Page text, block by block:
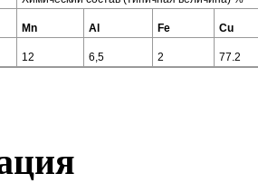
Mn Al Fe Cu
12 6,5 2 77.2